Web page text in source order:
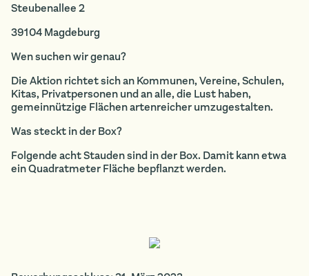
Steubenallee 2
39104 Magdeburg
Wen suchen wir genau?
Die Aktion richtet sich an Kommunen, Vereine, Schulen,
Kitas, Privatpersonen und an alle, die Lust haben,
gemeinnützige Flächen artenreicher umzugestalten.
Was steckt in der Box?
Folgende acht Stauden sind in der Box. Damit kann etwa
ein Quadratmeter Fläche bepflanzt werden.